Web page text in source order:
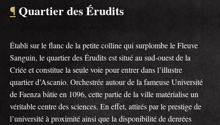
¶ Quartier des Érudits
Établi sur le flanc de la petite colline qui surplombe le Fleuve
Sanguin, le quartier des Érudits est situé au sud-ouest de la
Criée et constitue la seule voie pour entrer dans l’illustre
quartier d’Ascanio. Orchestrée autour de la fameuse Université
de Faenza bâtie en 1096, cette partie de la ville matérialise un
véritable centre des sciences. En effet, attirés par le prestige de
l’université à proximité ainsi que la disponibilité de denrées